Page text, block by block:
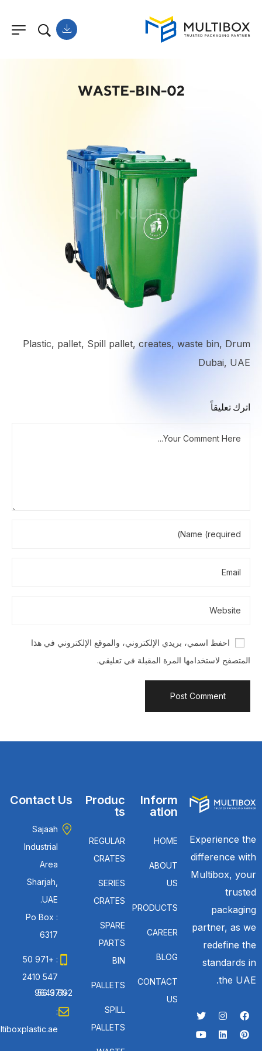
WASTE-BIN-02
Plastic, pallet, Spill pallet, creates, waste bin, Drum
Dubai, UAE
اترك تعليقاً
احفظ اسمي، بريدي الإلكتروني، والموقع الإلكتروني في هذا
المتصفح لاستخدامها المرة المقبلة في تعليقي.
Experience the
difference with
Multibox, your
trusted
packaging
partner, as we
redefine the
standards in
the UAE.
Inform
ation
HOME
ABOUT
US
PRODUCTS
CAREER
BLOG
CONTACT
US
Produc
ts
REGULAR
CRATES
SERIES
CRATES
SPARE
PARTS
BIN
PALLETS
SPILL
PALLETS
Contact Us
Sajaah
Industrial
Area
Sharjah,
UAE.
Po Box :
6317
: +971 50
547 2410
: +971 56 692 9643
: